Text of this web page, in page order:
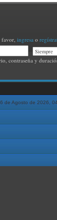
favor, ingresao
contraseña y
de Agosto de 2026,